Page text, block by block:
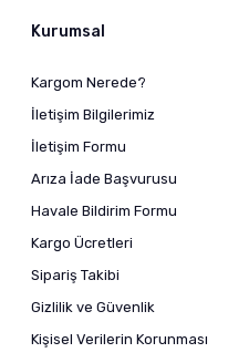
Kurumsal
Kargom Nerede?
İletişim Bilgilerimiz
İletişim Formu
Arıza İade Başvurusu
Havale Bildirim Formu
Kargo Ücretleri
Sipariş Takibi
Gizlilik ve Güvenlik
Kişisel Verilerin Korunması